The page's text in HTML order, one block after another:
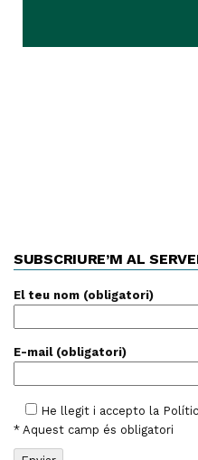
SUBSCRIURE’M AL
El teu nom (obligatori)
E-mail (obligatori)
He llegit i accepto la
* Aquest camp és obligatori